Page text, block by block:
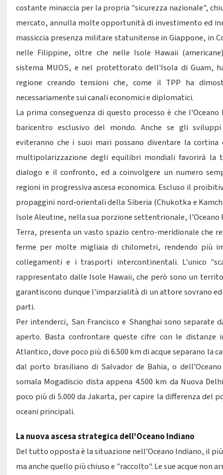
costante minaccia per la propria "sicurezza nazionale",
mercato, annulla molte opportunità di investimento ed
massiccia presenza militare statunitense in Giappone, in
nelle Filippine, oltre che nelle Isole Hawaii
sistema MUOS, e nel protettorato dell'Isola di Guam,
regione creando tensioni che, come il TPP ha
necessariamente sui canali economici e diplomatici.
La prima conseguenza di questo processo è che
baricentro esclusivo del mondo. Anche se gli
eviteranno che i suoi mari possano diventare la
multipolarizzazione degli equilibri mondiali favorirà la
dialogo e il confronto, ed a coinvolgere un numero
regioni in progressiva ascesa economica. Escluso il
propaggini nord-orientali della Siberia (Chukotka e
Isole Aleutine, nella sua porzione settentrionale, l'Oceano
Terra, presenta un vasto spazio centro-meridionale che
ferme per molte migliaia di chilometri, rendendo più
collegamenti e i trasporti intercontinentali. L'unico
rappresentato dalle Isole Hawaii, che però sono un
garantiscono dunque l'imparzialità di un attore sovrano
parti.
Per intenderci, San Francisco e Shanghai sono separate
aperto. Basta confrontare queste cifre con le distanze
Atlantico, dove poco più di 6.500 km di acque separano la
dal porto brasiliano di Salvador de Bahia, o
somala Mogadiscio dista appena 4.500 km da Nuova
poco più di 5.000 da Jakarta, per capire la differenza del
oceani principali.
La nuova ascesa strategica dell'Oceano Indiano
Del tutto opposta è la situazione nell'Oceano Indiano, il
ma anche quello più chiuso e "raccolto". Le sue acque non